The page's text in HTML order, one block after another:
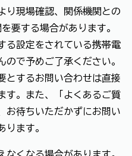
り現場確認、関係機関との
要する場合があります。
る設定をされている携帯電
で予めご了承ください。
とするお問い合わせは直接
す。また、「よくあるご質
お待ちいただかずにお問い
ります。
くなる場合があります。